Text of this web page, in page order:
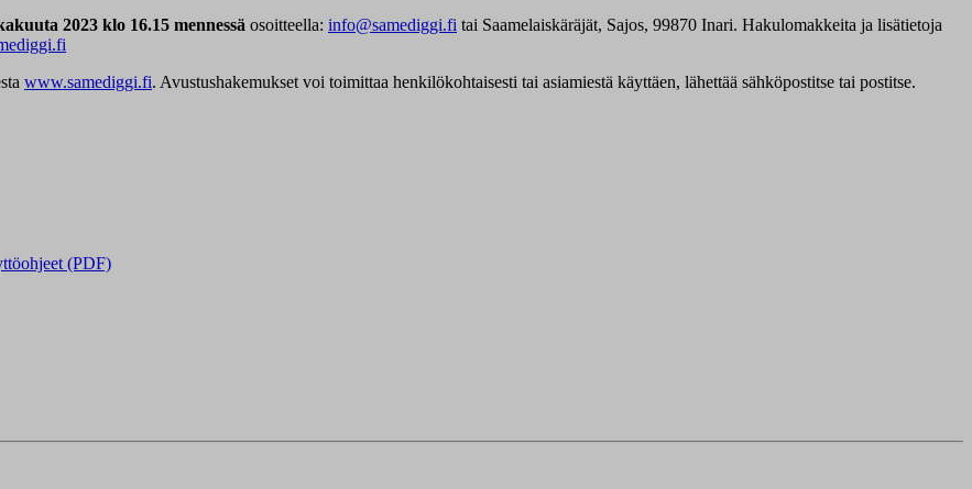
2023 klo 16.15 mennessä osoitteella: info@samediggi.fi tai Saamelaiskäräjät, Sajos, 99870 Inari. Hakulomakkeita ja lisätietoja
www.samediggi.fi. Avustushakemukset voi toimittaa henkilökohtaisesti tai asiamiestä käyttäen, lähettää sähköpostitse tai postitse.
(PDF)